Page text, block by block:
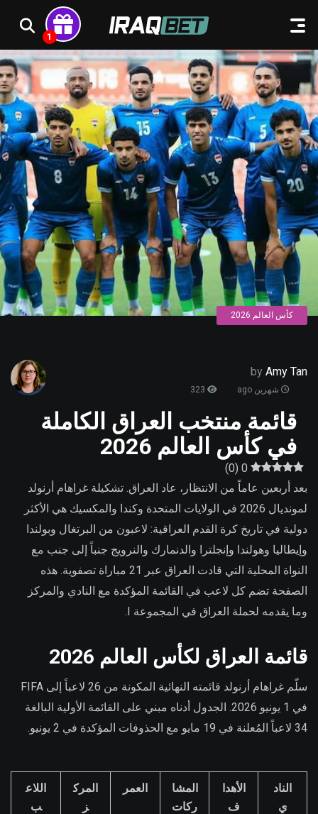
كأس العالم 2026
by Amy Tan
شهرين ago
قائمة منتخب العراق الكاملة
في كأس العالم 2026
0
(
0
)
بعد أربعين عاماً من الانتظار، عاد العراق. تشكيلة غراهام أرنولد
لمونديال 2026 في الولايات المتحدة وكندا والمكسيك هي الأكثر
دولية في تاريخ كرة القدم العراقية: لاعبون من البرتغال وبولندا
وإيطاليا وهولندا وإنجلترا والدنمارك والنرويج جنباً إلى جنب مع
النواة المحلية التي قادت العراق عبر 21 مباراة تصفوية. هذه
الصفحة تضم كل لاعب في القائمة المؤكدة مع النادي والمركز
وما يقدمه لحملة العراق في المجموعة I.
قائمة العراق لكأس العالم 2026
سلّم غراهام أرنولد قائمته النهائية المكونة من 26 لاعباً إلى FIFA
في 1 يونيو 2026. الجدول أدناه مبني على القائمة الأولية البالغة
34 لاعباً المُعلنة في 19 مايو مع الحذوفات المؤكدة في 2 يونيو.
الناد
ي
الأهدا
ف
المشا
ركات
العمر
المرك
ز
اللاع
ب